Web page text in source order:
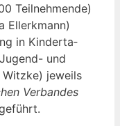
Teil­neh­men­de)
Ellerk­mann)
in Kin­der­ta­
und
jeweils
Ver­ban­des